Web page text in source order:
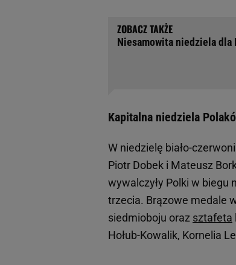
Niesamowita niedziela dla
Kapitalna niedziela
W niedzielę biało-
Piotr Dobek i Mateusz
wywalczyły Polki w biegu
trzecia. Brązowe medale
siedmioboju oraz sztafeta
Hołub-Kowalik, Kornelia